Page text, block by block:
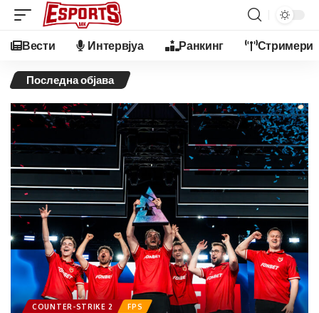
Вести Интервјуа Ранкинг Стримери
Последна објава
COUNTER-STRIKE 2 FPS